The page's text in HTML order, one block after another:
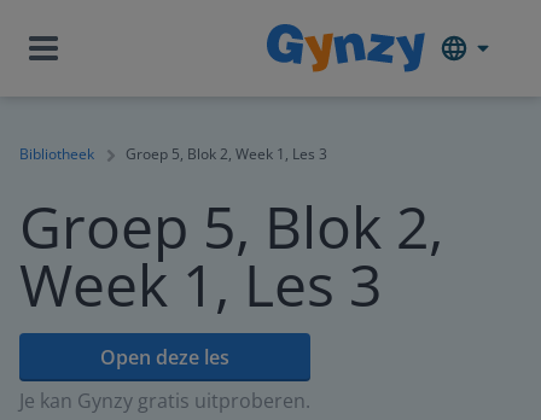
Bibliotheek Groep 5, Blok 2, Week 1, Les 3
Groep 5, Blok 2,
Week 1, Les 3
Open deze les
Je kan Gynzy gratis uitproberen.